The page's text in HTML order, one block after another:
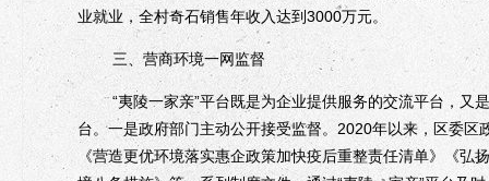
业就业，全村奇石销售年收入达到3000万元。
三、营商环境一网监督
“夷陵一家亲”平台既是为企业提供服务的交流平台，又
台。一是政府部门主动公开接受监督。2020年以来，区委
《营造更优环境落实惠企政策加快疫后重整责任清单》《